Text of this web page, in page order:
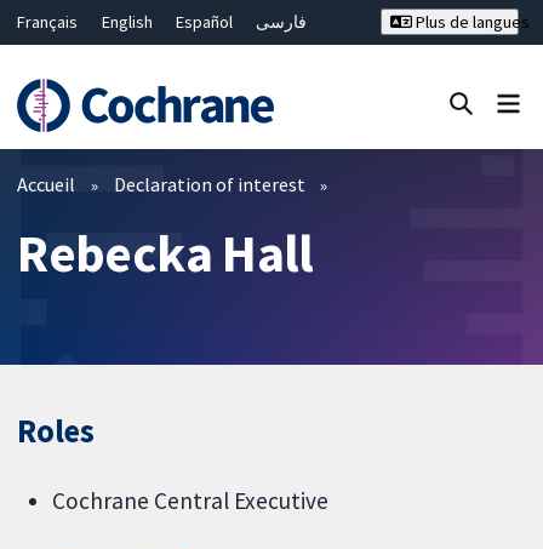
Français English Español
فارسی
Bahasa Malaysia
ไทย
繁體中文
简体中文
Plus de langues
Filtres
Accueil Declaration of interest
Rebecka Hall
Roles
Cochrane Central Executive